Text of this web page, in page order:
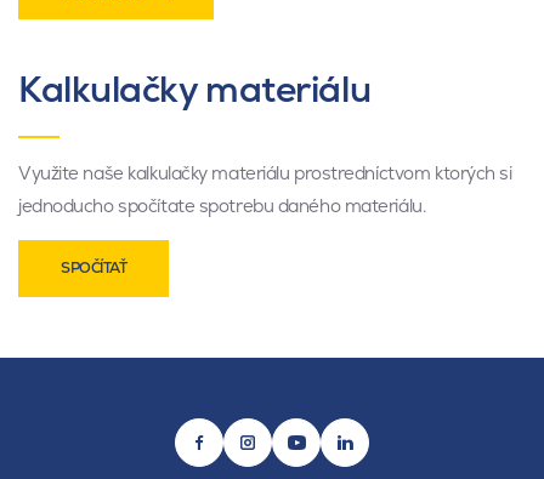
Kalkulačky materiálu
Využite naše kalkulačky materiálu prostredníctvom ktorých si
jednoducho spočítate spotrebu daného materiálu.
SPOČÍTAŤ